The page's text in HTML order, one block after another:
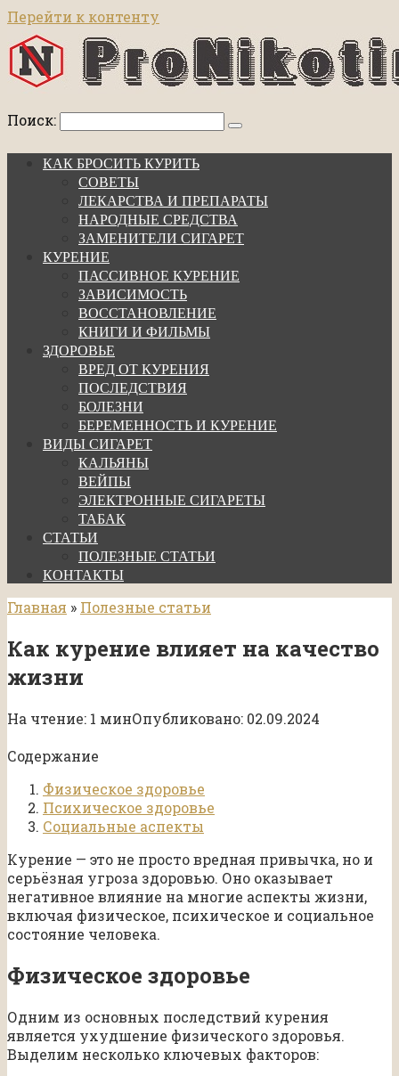
Перейти к контенту
Поиск:
КАК БРОСИТЬ КУРИТЬ
СОВЕТЫ
ЛЕКАРСТВА И ПРЕПАРАТЫ
НАРОДНЫЕ СРЕДСТВА
ЗАМЕНИТЕЛИ СИГАРЕТ
КУРЕНИЕ
ПАССИВНОЕ КУРЕНИЕ
ЗАВИСИМОСТЬ
ВОССТАНОВЛЕНИЕ
КНИГИ И ФИЛЬМЫ
ЗДОРОВЬЕ
ВРЕД ОТ КУРЕНИЯ
ПОСЛЕДСТВИЯ
БОЛЕЗНИ
БЕРЕМЕННОСТЬ И КУРЕНИЕ
ВИДЫ СИГАРЕТ
КАЛЬЯНЫ
ВЕЙПЫ
ЭЛЕКТРОННЫЕ СИГАРЕТЫ
ТАБАК
СТАТЬИ
ПОЛЕЗНЫЕ СТАТЬИ
КОНТАКТЫ
Главная » Полезные статьи
Как курение влияет на качество
жизни
На чтение: 1 минОпубликовано: 02.09.2024
Содержание
Физическое здоровье
Психическое здоровье
Социальные аспекты
Курение — это не просто вредная привычка, но и
серьёзная угроза здоровью. Оно оказывает
негативное влияние на многие аспекты жизни,
включая физическое, психическое и социальное
состояние человека.
Физическое здоровье
Одним из основных последствий курения
является ухудшение физического здоровья.
Выделим несколько ключевых факторов: